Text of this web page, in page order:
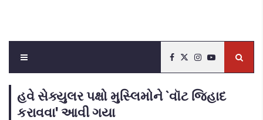
હવે સેક્યુલર પક્ષો મુસ્લિમોને `વૉટ જિહાદ
કરાવવા' આવી ગયા